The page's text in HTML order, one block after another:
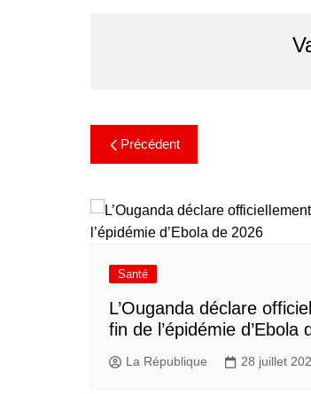
Précédent
Santé
L’Ouganda déclare
fin de l’épidémie d’Ebola
La République 28 juillet